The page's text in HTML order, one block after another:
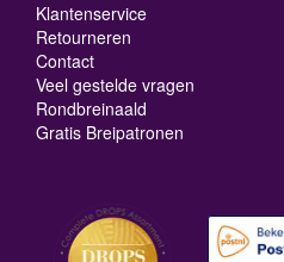
Klantenservice
Retourneren
Contact
Veel gestelde vragen
Rondbreinaald
Gratis Breipatronen